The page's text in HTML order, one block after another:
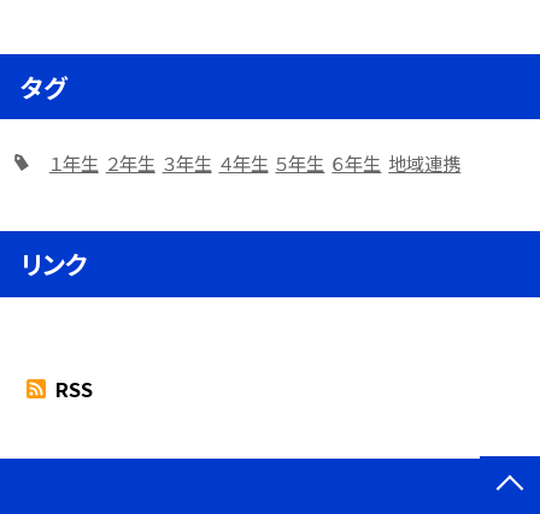
タグ
１年生 ２年生 ３年生 ４年生 ５年生 ６年生 地域連携
リンク
RSS